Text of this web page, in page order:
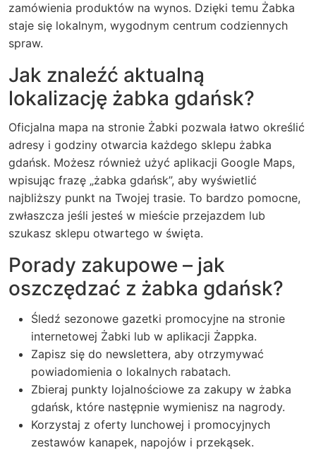
zamówienia produktów na wynos. Dzięki temu Żabka
staje się lokalnym, wygodnym centrum codziennych
spraw.
Jak znaleźć aktualną
lokalizację żabka gdańsk?
Oficjalna mapa na stronie Żabki pozwala łatwo określić
adresy i godziny otwarcia każdego sklepu żabka
gdańsk. Możesz również użyć aplikacji Google Maps,
wpisując frazę „żabka gdańsk”, aby wyświetlić
najbliższy punkt na Twojej trasie. To bardzo pomocne,
zwłaszcza jeśli jesteś w mieście przejazdem lub
szukasz sklepu otwartego w święta.
Porady zakupowe – jak
oszczędzać z żabka gdańsk?
Śledź sezonowe gazetki promocyjne na stronie
internetowej Żabki lub w aplikacji Żappka.
Zapisz się do newslettera, aby otrzymywać
powiadomienia o lokalnych rabatach.
Zbieraj punkty lojalnościowe za zakupy w żabka
gdańsk, które następnie wymienisz na nagrody.
Korzystaj z oferty lunchowej i promocyjnych
zestawów kanapek, napojów i przekąsek.